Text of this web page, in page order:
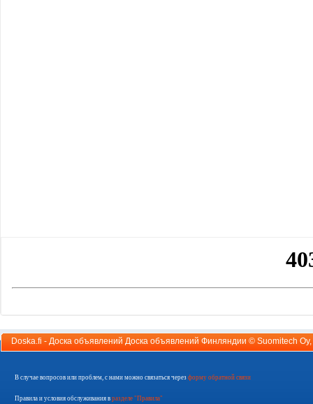
Doska.fi - Доска объявлений Доска объявлений Финляндии © Suomitech Oy
В случае вопросов или проблем, с нами можно связаться через форму обратной связи
Правила и условия обслуживания в разделе "Правила"